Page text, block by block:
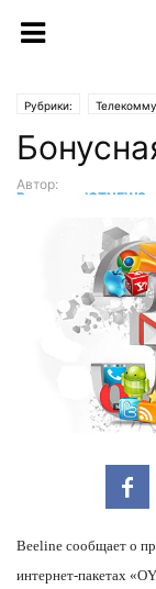
Рубрики:
Автор:
Редакция ICTNEWS
Beeline сообщает о
интернет-пакетах